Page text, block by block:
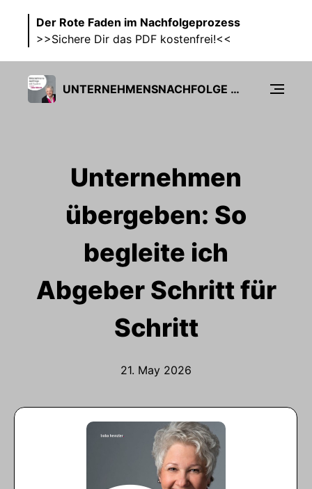
Der Rote Faden im Nachfolgeprozess
>>Sichere Dir das PDF kostenfrei!<<
UNTERNEHMENSNACHFOLGE MIT SYSTEM
Unternehmen
übergeben: So
begleite ich
Abgeber Schritt für
Schritt
21. May 2026